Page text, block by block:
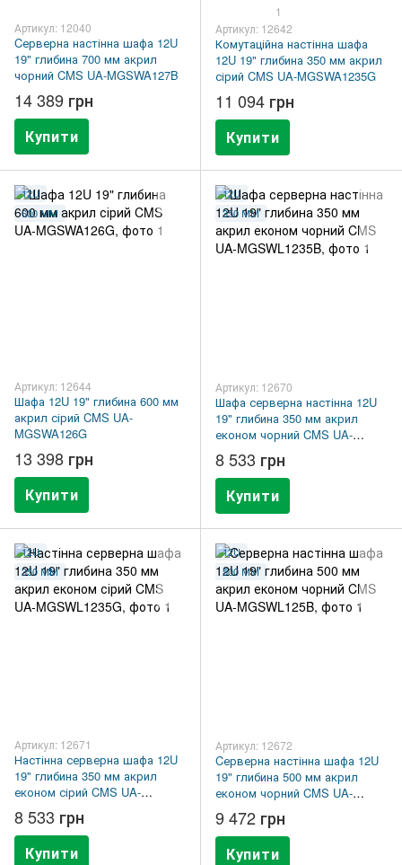
Артикул: 12040
Cерверна настінна шафа 12U
19" глибина 700 мм акрил
чорний CMS UA-MGSWA127B
14 389 грн
Купити
1
Артикул: 12642
Комутаційна настінна шафа
12U 19" глибина 350 мм акрил
сірий CMS UA-MGSWA1235G
11 094 грн
Купити
12U
600 ММ
Артикул: 12644
Шафа 12U 19" глибина 600 мм
акрил сірий CMS UA-
MGSWA126G
13 398 грн
Купити
12U
350 ММ
Артикул: 12670
Шафа серверна настінна 12U
19" глибина 350 мм акрил
економ чорний CMS UA-
MGSWL1235B
8 533 грн
Купити
12U
350 ММ
Артикул: 12671
Настінна серверна шафа 12U
19" глибина 350 мм акрил
економ сірий CMS UA-
MGSWL1235G
8 533 грн
Купити
12U
500 ММ
Артикул: 12672
Cерверна настінна шафа 12U
19" глибина 500 мм акрил
економ чорний CMS UA-
MGSWL125B
9 472 грн
Купити